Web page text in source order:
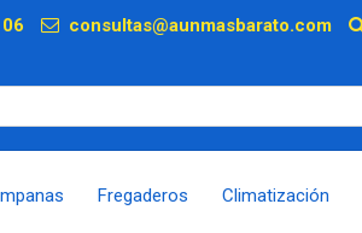
consultas@aunmasbarato.com
Fregaderos Climatización